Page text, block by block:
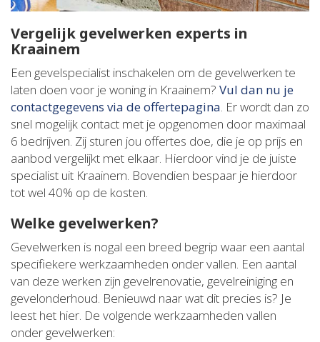
Vergelijk gevelwerken experts in
Kraainem
Een gevelspecialist inschakelen om de gevelwerken te
laten doen voor je woning in Kraainem? Vul dan nu je
contactgegevens via de offertepagina. Er wordt dan zo
snel mogelijk contact met je opgenomen door maximaal
6 bedrijven. Zij sturen jou offertes doe, die je op prijs en
aanbod vergelijkt met elkaar. Hierdoor vind je de juiste
specialist uit Kraainem. Bovendien bespaar je hierdoor
tot wel 40% op de kosten.
Welke gevelwerken?
Gevelwerken is nogal een breed begrip waar een aantal
specifiekere werkzaamheden onder vallen. Een aantal
van deze werken zijn gevelrenovatie, gevelreiniging en
gevelonderhoud. Benieuwd naar wat dit precies is? Je
leest het hier. De volgende werkzaamheden vallen
onder gevelwerken: